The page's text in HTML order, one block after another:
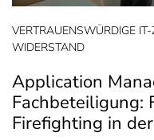
VERTRAUENSWÜRDIGE
WIDERSTAND
Application
Fachbeteiligung:
Firefighting in